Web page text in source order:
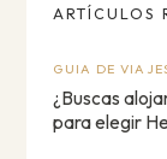
ARTÍCULOS
GUIA DE
¿Buscas
para elegir